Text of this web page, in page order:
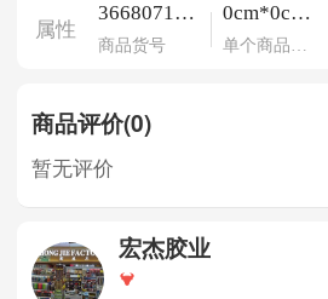
属性
366807195
22800128
商品货号
0cm*0cm*
0cm
单个商品尺
商品评价(0)
暂无评价
宏杰胶业